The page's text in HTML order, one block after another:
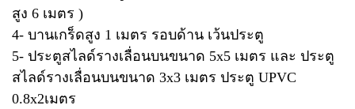
สูง 6 เมตร )
4- บานเกร็ดสูง 1 เมตร รอบด้าน เว้นประตู
5- ประตูสไลด์รางเลื่อนบนขนาด 5x5 เมตร และ ประตู
สไลด์รางเลื่อนบนขนาด 3x3 เมตร ประตู UPVC
0.8x2เมตร